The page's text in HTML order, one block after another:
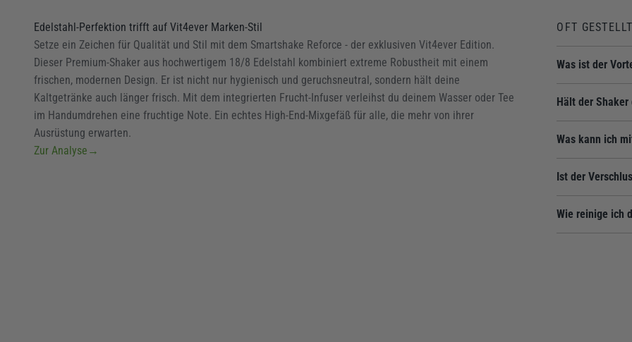
Edelstahl-Perfektion trifft auf Vit4ever Marken-Stil
Setze ein Zeichen für Qualität und Stil mit dem Smartshake Reforce - der exklusiven Vit4ever Edition.
Dieser Premium-Shaker aus hochwertigem 18/8 Edelstahl kombiniert extreme Robustheit mit einem
frischen, modernen Design. Er ist nicht nur hygienisch und geruchsneutral, sondern hält deine
Kaltgetränke auch länger frisch. Mit dem integrierten Frucht-Infuser verleihst du deinem Wasser oder Tee
im Handumdrehen eine fruchtige Note. Ein echtes High-End-Mixgefäß für alle, die mehr von ihrer
Ausrüstung erwarten.
Zur Analyse →
OFT
Was ist der
Gerüche an
Hält der
warme Drinks
Was kann ich
hineingeben,
Ist der
Partner in der
Wie reinige ich